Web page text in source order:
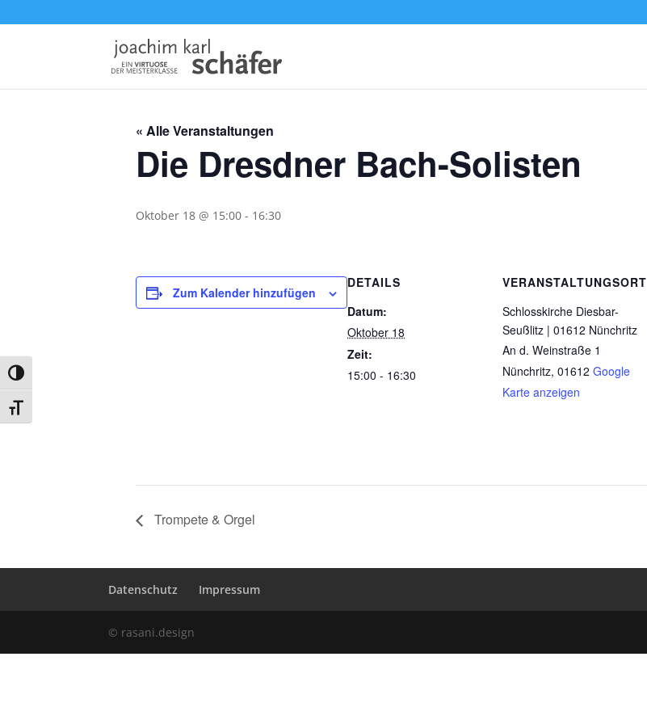
Umschalten auf hohe Kontraste
Schrift vergrößern
« Alle Veranstaltungen
Die Dresdner Bach-Solisten
Oktober 18 @ 15:00 - 16:30
Zum Kalender hinzufügen
DETAILS
Datum:
Oktober 18
Zeit:
15:00 - 16:30
VERANSTALTUNGSORT
Schlosskirche Diesbar-
Seußlitz | 01612 Nünchritz
An d. Weinstraße 1
Nünchritz, 01612 Google
Karte anzeigen
Trompete & Orgel
Datenschutz Impressum
© rasani.design